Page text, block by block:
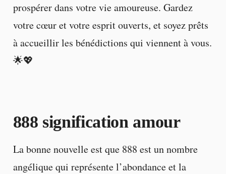
prospérer dans votre vie amoureuse. Gardez
votre cœur et votre esprit ouverts, et soyez prêts
à accueillir les bénédictions qui viennent à vous.
🌟💖
888 signification amour
La bonne nouvelle est que 888 est un nombre
angélique qui représente l’abondance et la